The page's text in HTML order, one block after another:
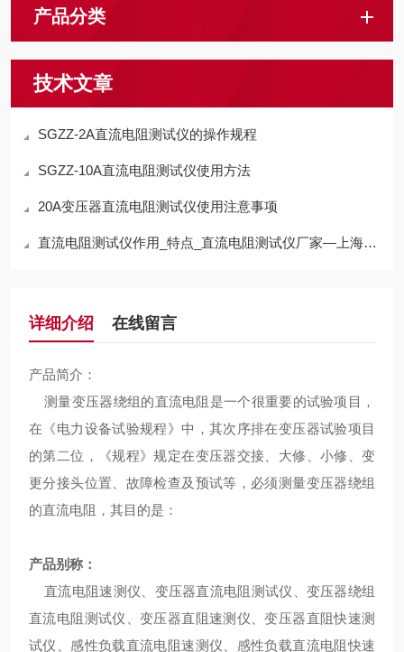
产品分类
技术文章
SGZZ-2A直流电阻测试仪的操作规程
SGZZ-10A直流电阻测试仪使用方法
20A变压器直流电阻测试仪使用注意事项
直流电阻测试仪作用_特点_直流电阻测试仪厂家—上海晟皋电气
详细介绍 在线留言
产品简介：
测量变压器绕组的直流电阻是一个很重要的试验项目，
在《电力设备试验规程》中，其次序排在变压器试验项目
的第二位，《规程》规定在变压器交接、大修、小修、变
更分接头位置、故障检查及预试等，必须测量变压器绕组
的直流电阻，其目的是：
产品别称：
直流电阻速测仪、变压器直流电阻测试仪、变压器绕组
直流电阻测试仪、变压器直阻速测仪、变压器直阻快速测
试仪、感性负载直流电阻速测仪、感性负载直流电阻快速